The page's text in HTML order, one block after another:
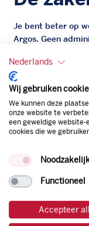
Je bent beter op
Argos. Geen
Zo bespaar je dus
Onze tankpas is
van een flexibele
bepaal je zelf of
brandstof mee
korting. Mocht de
natuurlijk de prijs
van de laagste prijs.
Nederlands
Wij gebruiken
We kunnen deze
onze website te
een geweldige
cookies die we
Functioneel
Accepteer